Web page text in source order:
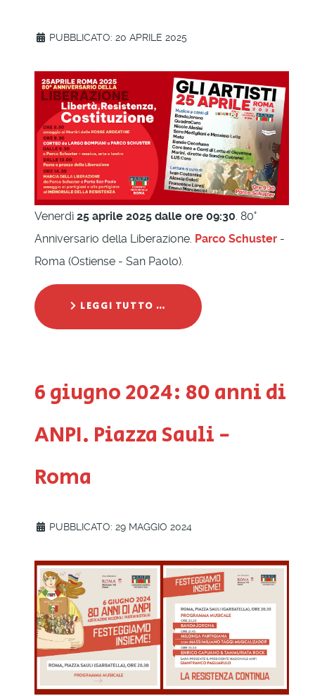
PUBBLICATO: 20 APRILE 2025
Venerdì 25 aprile 2025 dalle ore 09:30. 80°
Anniversario della Liberazione. Parco Schuster -
Roma (Ostiense - San Paolo).
LEGGI TUTTO …
6 giugno 2024: 80 anni di
ANPI. Piazza Sauli -
Roma
PUBBLICATO: 29 MAGGIO 2024